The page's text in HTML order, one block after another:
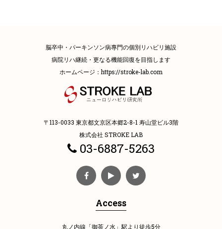
脳卒中・パーキンソン病專門の個別リハビリ施設
病院リハ継続・更なる機能回復を目指します
ホームページ：https://stroke-lab.com
〒113-0033 東京都文京区本郷2-8-1 寿山堂ビル3階
株式会社 STROKE LAB
03-6887-5263
Access
丸ノ内線「御茶ノ水」駅より徒歩5分